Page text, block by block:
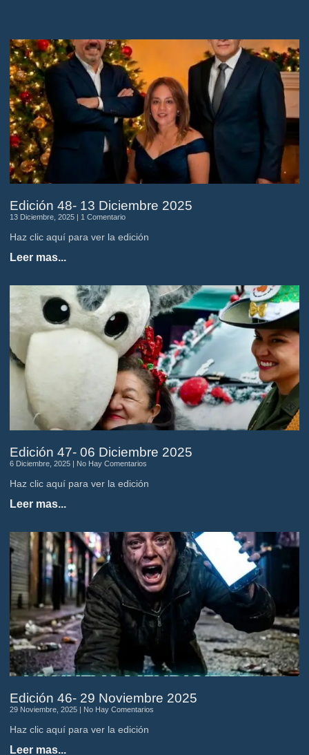
Edición 48- 13 Diciembre 2025
13 Diciembre, 2025 1 Comentario
Haz clic aquí para ver la edición
Leer mas...
Edición 47- 06 Diciembre 2025
6 Diciembre, 2025 No Hay Comentarios
Haz clic aquí para ver la edición
Leer mas...
Edición 46- 29 Noviembre 2025
29 Noviembre, 2025 No Hay Comentarios
Haz clic aquí para ver la edición
Leer mas...